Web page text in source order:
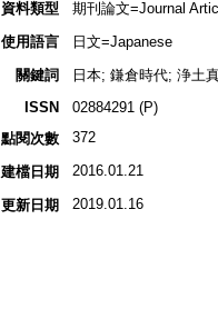
資料類型
期刊論文=Journal
使用語言
日文=Japanese
關鍵詞
日本; 鎌倉時代; 浄土
ISSN
02884291 (P)
點閱次數
372
建檔日期 2016.01.21
更新日期 2019.01.16